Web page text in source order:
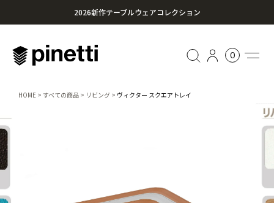
2026新作テーブルウェアコレクション
¥20,000円以上のお買い上げで送料無料
0
HOME すべての商品 リビング ヴィクター スクエアトレイ